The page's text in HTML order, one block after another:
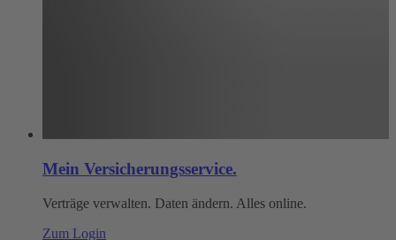
Mein Versicherungsservice.
Verträge verwalten. Daten ändern. Alles online.
Zum Login